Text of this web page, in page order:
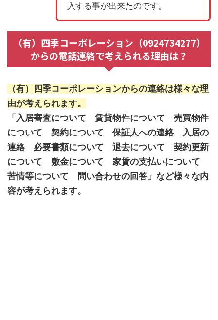
入する事が出来たのです。
（有）四季コーポレーション（0924734277）
からの電話連絡で考えられる理由は？
（有）四季コーポレーションからの連絡は様々な理
由が考えられます。
「入居審査について 賃貸物件について 売買物件
について 契約について 保証人への連絡 入居の
連絡 必要書類について 退去について 契約更新
について 敷金について 家賃の支払いについて
苦情等について 問い合わせの回答」など様々な内
容が考えられます。